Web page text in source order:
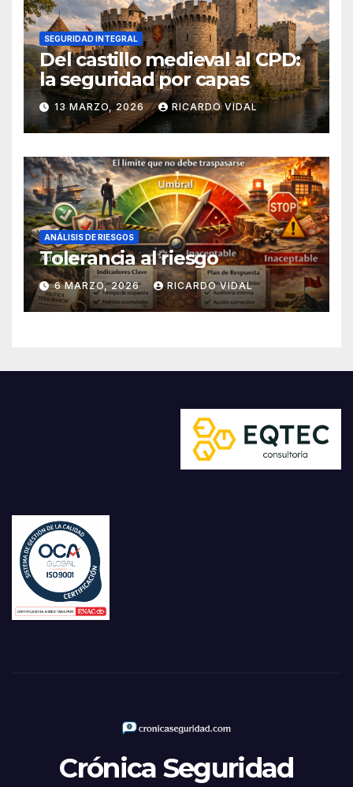
SEGURIDAD INTEGRAL
Del castillo medieval al CPD:
la seguridad por capas
13 MARZO, 2026 RICARDO VIDAL
ANÁLISIS DE RIESGOS
Tolerancia al riesgo
6 MARZO, 2026 RICARDO VIDAL
Crónica Seguridad